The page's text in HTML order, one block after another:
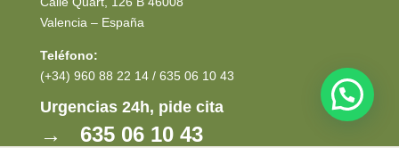
Valencia – España
Teléfono:
(+34) 960 88 22 14 / 635 06 10 43
Urgencias 24h, pide cita
→ 635 06 10 43